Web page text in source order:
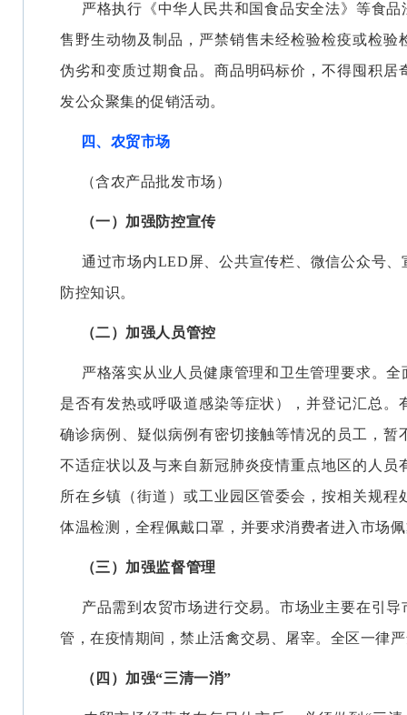
严格执行《中华人民共和国食品安全法》等食品
售野生动物及制品，严禁销售未经检验检疫或检
伪劣和变质过期食品。商品明码标价，不得囤积
发公众聚集的促销活动。
四、农贸市场
（含农产品批发市场）
（一）加强防控宣传
通过市场内LED屏、公共宣传栏、微信公众号、
防控知识。
（二）加强人员管控
严格落实从业人员健康管理和卫生管理要求。全
是否有发热或呼吸道感染等症状），并登记汇总
确诊病例、疑似病例有密切接触等情况的员工，
不适症状以及与来自新冠肺炎疫情重点地区的人
所在乡镇（街道）或工业园区管委会，按相关规
体温检测，全程佩戴口罩，并要求消费者进入市场
（三）加强监督管理
产品需到农贸市场进行交易。市场业主要在引导
管，在疫情期间，禁止活禽交易、屠宰。全区一律
（四）加强“三清一消”